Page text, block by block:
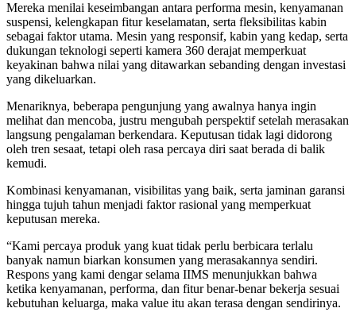
Mereka menilai keseimbangan antara performa mesin, kenyamanan
suspensi, kelengkapan fitur keselamatan, serta fleksibilitas kabin
sebagai faktor utama. Mesin yang responsif, kabin yang kedap, serta
dukungan teknologi seperti kamera 360 derajat memperkuat
keyakinan bahwa nilai yang ditawarkan sebanding dengan investasi
yang dikeluarkan.
Menariknya, beberapa pengunjung yang awalnya hanya ingin
melihat dan mencoba, justru mengubah perspektif setelah merasakan
langsung pengalaman berkendara. Keputusan tidak lagi didorong
oleh tren sesaat, tetapi oleh rasa percaya diri saat berada di balik
kemudi.
Kombinasi kenyamanan, visibilitas yang baik, serta jaminan garansi
hingga tujuh tahun menjadi faktor rasional yang memperkuat
keputusan mereka.
“Kami percaya produk yang kuat tidak perlu berbicara terlalu
banyak namun biarkan konsumen yang merasakannya sendiri.
Respons yang kami dengar selama IIMS menunjukkan bahwa
ketika kenyamanan, performa, dan fitur benar-benar bekerja sesuai
kebutuhan keluarga, maka value itu akan terasa dengan sendirinya.